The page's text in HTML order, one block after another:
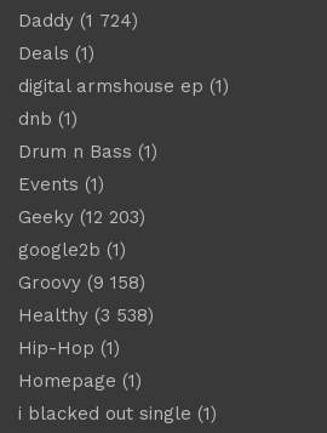
Daddy (1 724)
Deals (1)
digital armshouse ep (1)
dnb (1)
Drum n Bass (1)
Events (1)
Geeky (12 203)
google2b (1)
Groovy (9 158)
Healthy (3 538)
Hip-Hop (1)
Homepage (1)
i blacked out single (1)